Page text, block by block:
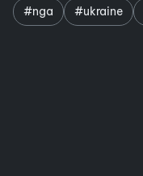
#nga #ukraine